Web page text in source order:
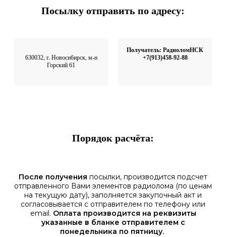
Посылку отправить по адресу:
630032, г. Новосибирск, м-н
Горский 61
Получатель: РадиоломНСК
+7(913)458-92-88
Порядок расчёта:
После получения посылки, производится подсчет
отправленного Вами элементов радиолома (по ценам
на текущую дату), заполняется закупочный акт и
согласовывается с отправителем по телефону или
email. Оплата производится на реквизиты
указанные в бланке отправителем с
понедельника по пятницу.